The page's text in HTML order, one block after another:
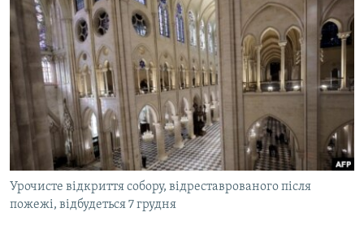
СВІТ
КИТАЙ.ВИКЛИКИ
МУЛЬТИМЕДІА
ФОТО
СПЕЦПРОЄКТИ
ПОДКАСТИ
КРИМ РЕАЛІЇ
РУС
Урочисте відкриття собору, відреставрованого після
пожежі, відбудеться 7 грудня